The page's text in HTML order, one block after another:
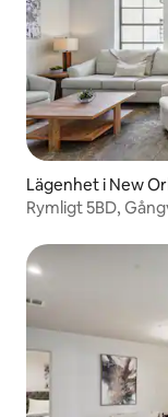
Lägenhet i New
Rymligt 5BD,